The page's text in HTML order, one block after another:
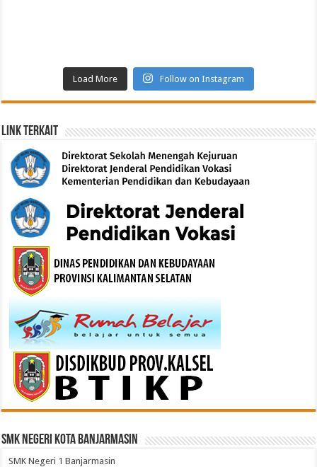
Load More Follow on Instagram
Link Terkait
SMK Negeri Kota Banjarmasin
SMK Negeri 1 Banjarmasin